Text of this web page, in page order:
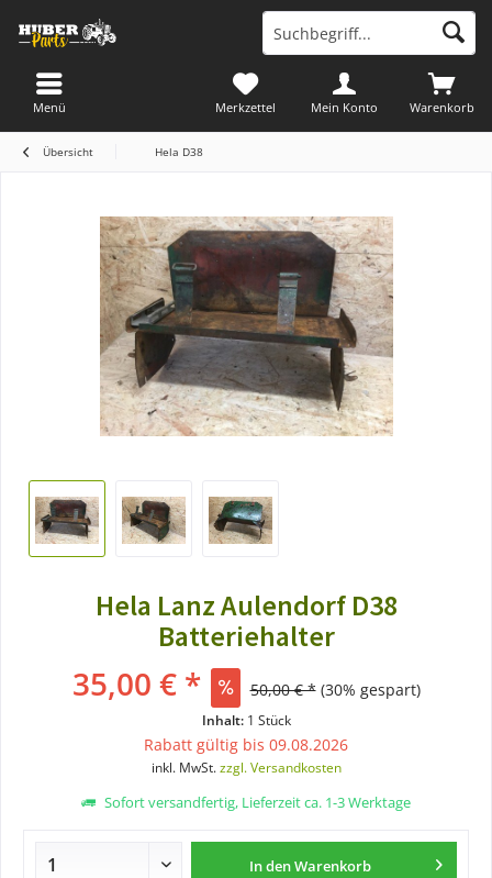
Warenkorb
Merkzettel Mein Konto
Menü
Übersicht Hela D38
Hela Lanz Aulendorf D38
Batteriehalter
35,00 € * 50,00 € * (30% gespart)
Inhalt: 1 Stück
Rabatt gültig bis 09.08.2026
inkl. MwSt.zzgl. Versandkosten
Sofort versandfertig, Lieferzeit ca. 1-3 Werktage
In denWarenkorb